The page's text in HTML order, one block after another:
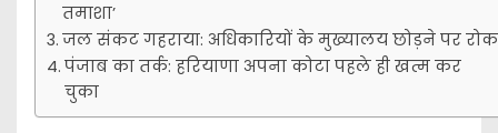
तमाशा’
जल संकट गहराया: अधिकारियों के मुख्यालय छोड़ने पर रोक
पंजाब का तर्क: हरियाणा अपना कोटा पहले ही खत्म कर
चुका